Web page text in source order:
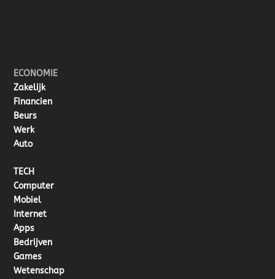
ECONOMIE
Zakelijk
Financien
Beurs
Werk
Auto
TECH
Computer
Mobiel
Internet
Apps
Bedrijven
Games
Wetenschap